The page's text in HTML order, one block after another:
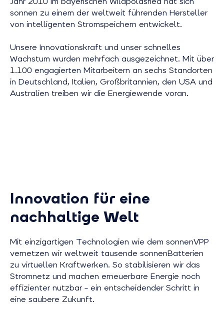
sonnen zu einem der weltweit führenden Hersteller
von intelligenten Stromspeichern entwickelt.
Unsere Innovationskraft und unser schnelles
Wachstum wurden mehrfach ausgezeichnet. Mit über
1.100 engagierten Mitarbeitern an sechs Standorten
in Deutschland, Italien, Großbritannien, den USA und
Australien treiben wir die Energiewende voran.
Innovation für eine
nachhaltige Welt
Mit einzigartigen Technologien wie dem sonnenVPP
vernetzen wir weltweit tausende sonnenBatterien
zu virtuellen Kraftwerken. So stabilisieren wir das
Stromnetz und machen erneuerbare Energie noch
effizienter nutzbar – ein entscheidender Schritt in
eine saubere Zukunft.